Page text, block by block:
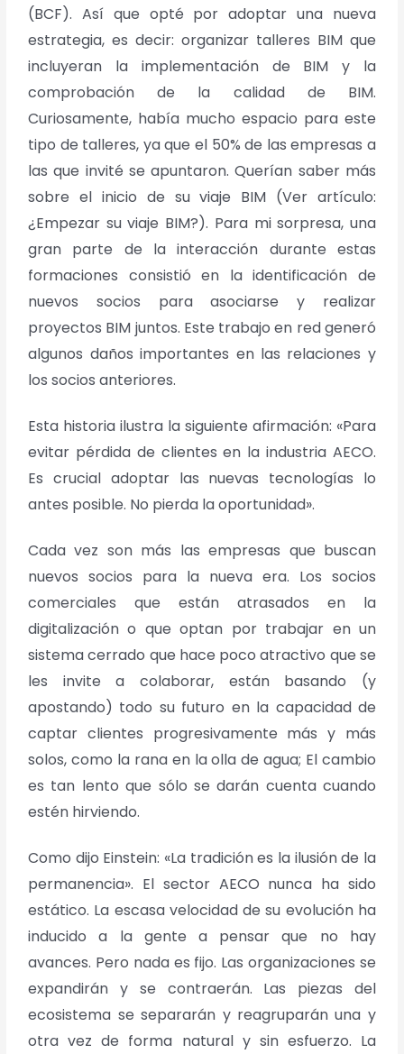
(BCF). Así que opté por adoptar una nueva
estrategia, es decir: organizar talleres BIM que
incluyeran la implementación de BIM y la
comprobación de la calidad de BIM.
Curiosamente, había mucho espacio para este
tipo de talleres, ya que el 50% de las empresas a
las que invité se apuntaron. Querían saber más
sobre el inicio de su viaje BIM (Ver artículo:
¿Empezar su viaje BIM?). Para mi sorpresa, una
gran parte de lainteracción durante estas
formaciones consistió en la identificación de
nuevos socios paraasociarse y realizar
proyectos BIM juntos. Este trabajo en red generó
algunos dañosimportantes en las relaciones y
los socios anteriores.
Esta historia ilustra la siguiente afirmación: «Para
evitar pérdida de clientes en la industria AECO.
Es crucial adoptar las nuevas tecnologías lo
antes posible. No pierda la oportunidad».
Cada vez son más las empresas que buscan
nuevos socios para la nueva era. Los socios
comerciales que están atrasados en la
digitalización o que optan por trabajar en un
sistema cerrado que hace poco atractivo que se
les invite a colaborar, están basando (y
apostando) todo su futuro en la capacidad de
captar clientes progresivamente más y más
solos, como la rana en la olla de agua; El cambio
es tan lento que sólo se darán cuenta cuando
estén hirviendo.
Como dijo Einstein: «La tradición es la ilusión de la
permanencia». El sector AECO nunca ha sido
estático. La escasa velocidad de su evolución ha
inducido a la gente a pensar que no hay
avances. Pero nada es fijo. Las organizaciones se
expandirán y se contraerán. Las piezas del
ecosistema se separarán y reagruparán una y
otra vez de forma natural y sin esfuerzo. La